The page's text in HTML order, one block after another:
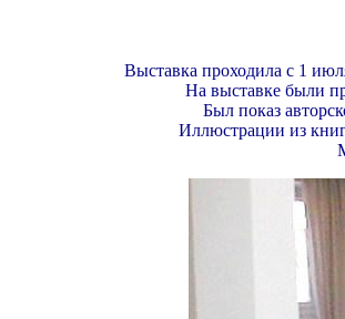
Выставка проходила с 1
На выставке были
Был показ
Иллюстрации из